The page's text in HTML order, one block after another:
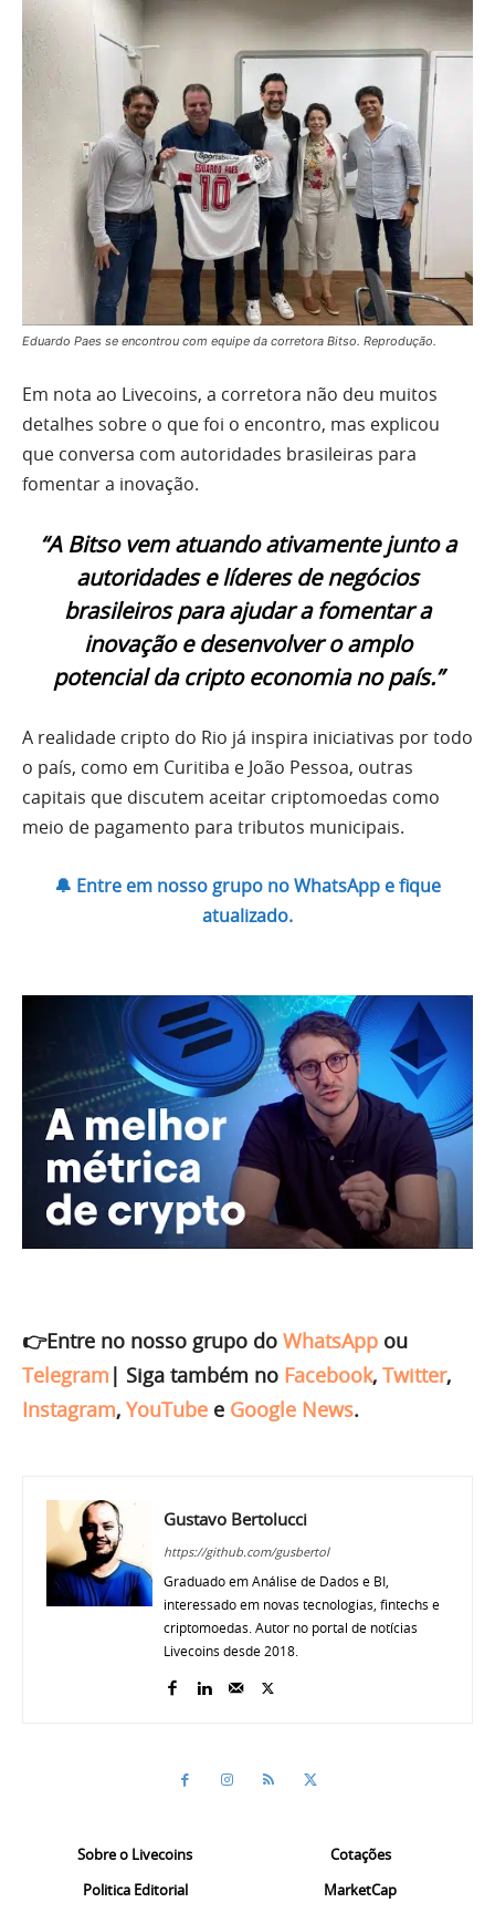
Eduardo Paes se encontrou com equipe da corretora Bitso. Reprodução.
Em nota ao Livecoins, a corretora não deu muitos
detalhes sobre o que foi o encontro, mas explicou
que conversa com autoridades brasileiras para
fomentar a inovação.
“A Bitso vem atuando ativamente junto a
autoridades e líderes de negócios
brasileiros para ajudar a fomentar a
inovação e desenvolver o amplo
potencial da cripto economia no país.”
A realidade cripto do Rio já inspira iniciativas por todo
o país, como em Curitiba e João Pessoa, outras
capitais que discutem aceitar criptomoedas como
meio de pagamento para tributos municipais.
🔔 Entre em nosso grupo no WhatsApp e fique
atualizado.
👉Entre no nosso grupo do WhatsApp ou
Telegram | Siga também no Facebook, Twitter,
Instagram, YouTube e Google News.
Gustavo Bertolucci
https://github.com/gusbertol
Graduado em Análise de Dados e BI,
interessado em novas tecnologias, fintechs e
criptomoedas. Autor no portal de notícias
Livecoins desde 2018.
Sobre o Livecoins
Politica Editorial
Cotações
MarketCap